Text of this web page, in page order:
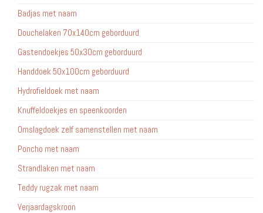
Badjas met naam
Douchelaken 70x140cm geborduurd
Gastendoekjes 50x30cm geborduurd
Handdoek 50x100cm geborduurd
Hydrofieldoek met naam
Knuffeldoekjes en speenkoorden
Omslagdoek zelf samenstellen met naam
Poncho met naam
Strandlaken met naam
Teddy rugzak met naam
Verjaardagskroon